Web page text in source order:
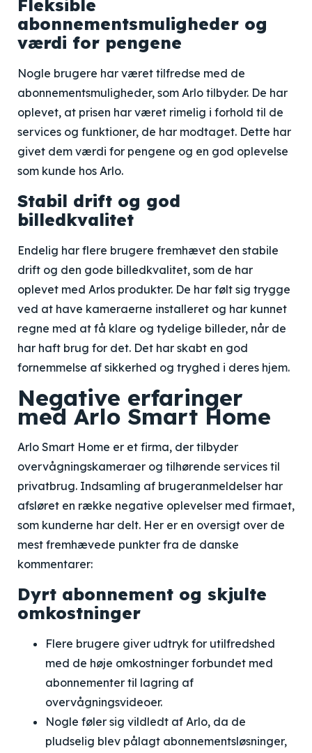
Fleksible
abonnementsmuligheder og
værdi for pengene
Nogle brugere har været tilfredse med de
abonnementsmuligheder, som Arlo tilbyder. De har
oplevet, at prisen har været rimelig i forhold til de
services og funktioner, de har modtaget. Dette har
givet dem værdi for pengene og en god oplevelse
som kunde hos Arlo.
Stabil drift og god
billedkvalitet
Endelig har flere brugere fremhævet den stabile
drift og den gode billedkvalitet, som de har
oplevet med Arlos produkter. De har følt sig trygge
ved at have kameraerne installeret og har kunnet
regne med at få klare og tydelige billeder, når de
har haft brug for det. Det har skabt en god
fornemmelse af sikkerhed og tryghed i deres hjem.
Negative erfaringer
med Arlo Smart Home
Arlo Smart Home er et firma, der tilbyder
overvågningskameraer og tilhørende services til
privatbrug. Indsamling af brugeranmeldelser har
afsløret en række negative oplevelser med firmaet,
som kunderne har delt. Her er en oversigt over de
mest fremhævede punkter fra de danske
kommentarer:
Dyrt abonnement og skjulte
omkostninger
Flere brugere giver udtryk for utilfredshed
med de høje omkostninger forbundet med
abonnementer til lagring af
overvågningsvideoer.
Nogle føler sig vildledt af Arlo, da de
pludselig blev pålagt abonnementsløsninger,